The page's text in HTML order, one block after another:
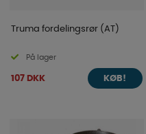
Truma fordelingsrør (AT)
På lager
107 DKK KØB!